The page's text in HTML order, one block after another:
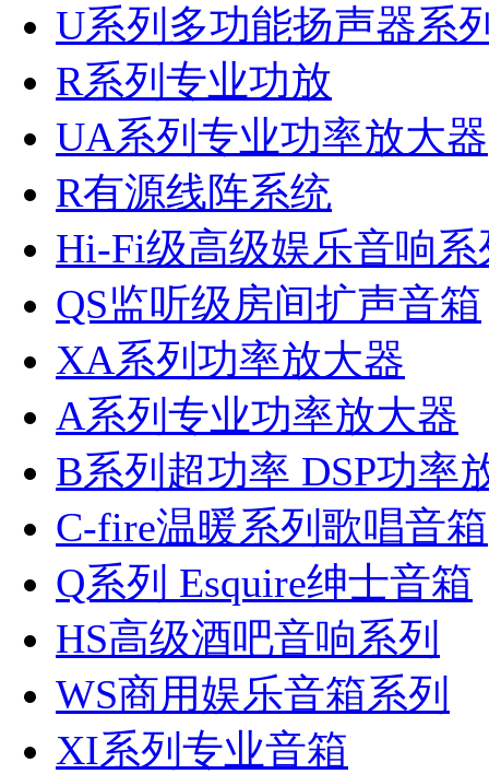
U系列多功能扬声器系
R系列专业功放
UA系列专业功率放大器
R有源线阵系统
Hi-Fi级高级娱乐音响系
QS监听级房间扩声音箱
XA系列功率放大器
A系列专业功率放大器
B系列超功率 DSP功率
C-fire温暖系列歌唱音箱
Q系列 Esquire绅士音箱
HS高级酒吧音响系列
WS商用娱乐音箱系列
XI系列专业音箱